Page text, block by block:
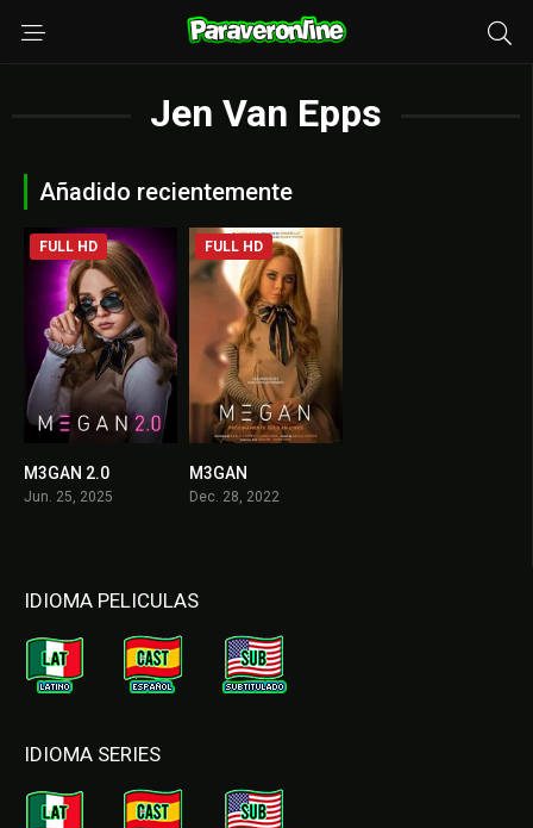
Jen Van Epps
Añadido recientemente
FULL HD
M3GAN 2.0
Jun. 25, 2025
FULL HD
M3GAN
Dec. 28, 2022
IDIOMA PELICULAS
IDIOMA SERIES